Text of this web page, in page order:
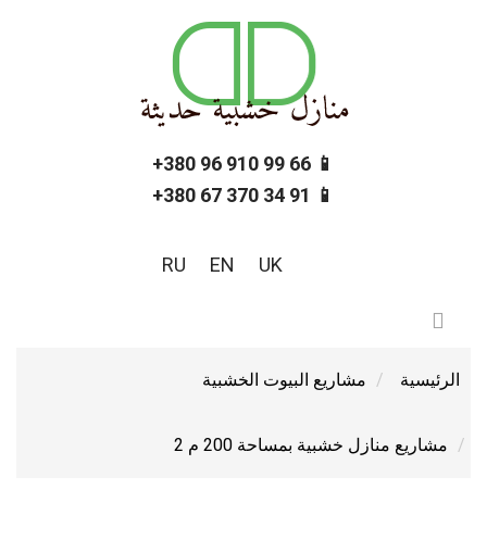
📱 66 99 910 96 380+
📱 91 34 370 67 380+
UK
EN
RU
الرئيسية مشاريع البيوت الخشبية
مشاريع منازل خشبية بمساحة 200 م 2